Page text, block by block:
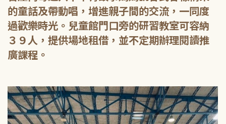
的童話及帶動唱，增進親子間的交流，一同度
過歡樂時光。兒童館門口旁的研習教室可容納
３９人，提供場地租借，並不定期辦理閱讀推
廣課程。